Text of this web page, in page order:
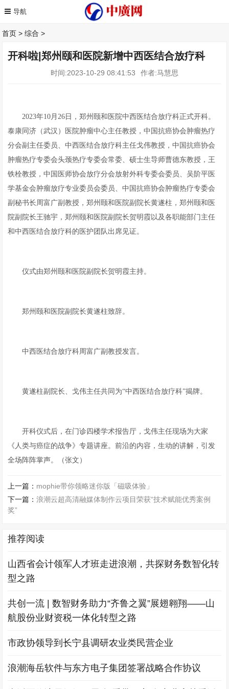
首页 >综合 >
开科啦|郑州颐和医院新增中西医结合放疗科
时间:2023-10-29 08:41:53 作者:马慧思
2023年10月26日，郑州颐和医院中西医结合放疗科正式开科。
泰康同济（武汉）医院肿瘤中心主任教授，中国抗癌协会肿瘤热疗
分会副主任委员、中西医结合放疗科主任戈伟教授，中国抗癌协会
肿瘤热疗专委会头颈热疗专委会常委、硕士生导师曹德东教授，王
铁栓教授，中国医师协会放疗分会放射外科专委会委员、吴阶平医
学基金会肿瘤放疗专业委员会委员、中国抗癌协会肿瘤热疗专委会
副秘书长周富广副教授，郑州颐和医院副院长黄遂柱，郑州颐和医
院副院长王驰宇，郑州颐和医院副院长贺明霞以及各职能部门主任
和中西医结合放疗科的医护团队出席见证。
仪式由郑州颐和医院副院长贺明霞主持。
郑州颐和医院副院长黄遂柱致辞。
中西医结合放疗科周富广副教授发言。
黄遂柱副院长、戈伟主任共同为“中西医结合放疗科”揭牌。
开科仪式后，在门诊四楼学术报告厅，戈伟主任现场为大家
《人类与癌症的战争》专题讲座。前沿的内容，生动的讲解，引发
全场阵阵掌声。（张文）
上一篇： mophie带你领略迷你版「磁吸体验」
下一篇：浪潮云超高清融媒体制作云项目荣获“技术赋能优秀案例
奖”
推荐阅读
山西省会计领军人才班走进浪潮，共探财务数智化转
型之路
共创一流 | 数智财务助力“齐鲁之翼”展翅翱翔——山
航股份业财资税一体化转型之路
市政协领导到长宁县调研农业类民营企业
浪潮海岳软件与东方电子集团签署战略合作协议